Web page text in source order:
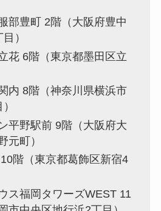
部豊町 2階（大阪府豊中
）
花 6階（東京都墨田区立
内 8階（神奈川県横浜市
平野駅前 9階（大阪府大
元町）
階（東京都葛飾区新宿4
ス福岡タワーズWEST 11